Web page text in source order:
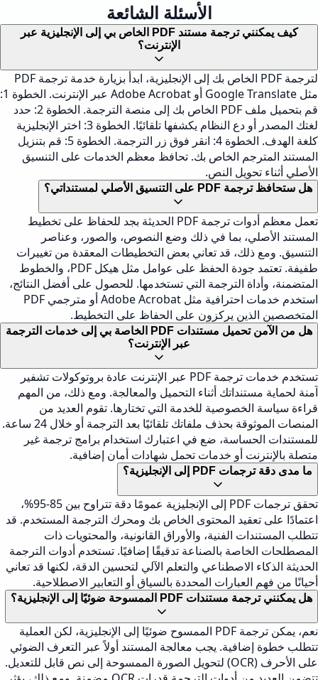
الأسئلة الشائعة
كيف يمكنني ترجمة مستند PDF الخاص بي إلى الإنجليزية عبر
الإنترنت؟
لترجمة PDF الخاص بك إلى الإنجليزية، ابدأ بزيارة خدمة ترجمة PDF
مثل Google Translate أو Adobe Acrobat عبر الإنترنت. الخطوة 1:
قم بتحميل ملف PDF الخاص بك إلى منصة الترجمة. الخطوة 2: حدد
لغتك المصدر أو دع النظام يكشفها تلقائيًا. الخطوة 3: اختر الإنجليزية
كلغة الهدف. الخطوة 4: انقر فوق زر الترجمة. الخطوة 5: قم بتنزيل
المستند المترجم الخاص بك. تحافظ معظم الخدمات على التنسيق
الأصلي أثناء تحويل النص.
هل ستحافظ ترجمة PDF على التنسيق الأصلي لمستنداتي؟
تعمل معظم أدوات ترجمة PDF الحديثة بجد للحفاظ على تخطيط
المستند الأصلي، بما في ذلك وضع النصوص، والصور، وعناصر
التنسيق. ومع ذلك، قد تعاني بعض التخطيطات المعقدة من تغييرات
طفيفة. تعتمد جودة الحفظ على عوامل مثل هيكل PDF، والخطوط
المتضمنة، وأداة الترجمة التي تستخدمها. للحصول على أفضل النتائج،
استخدم خدمات احترافية مثل Adobe Acrobat أو مترجمي PDF
المتخصصين الذين يركزون على الحفاظ على التخطيط.
هل من الآمن تحميل مستندات PDF الخاصة بي إلى خدمات الترجمة
عبر الإنترنت؟
تستخدم خدمات ترجمة PDF عبر الإنترنت عادة بروتوكولات تشفير
آمنة لحماية مستنداتك أثناء التحميل والمعالجة. ومع ذلك، من المهم
قراءة سياسة الخصوصية للخدمة التي تختارها. تقوم العديد من
المنصات الموثوقة بحذف ملفاتك تلقائيًا بعد الترجمة أو خلال 24 ساعة.
للمستندات الحساسة، ضع في اعتبارك استخدام برامج ترجمة غير
متصلة بالإنترنت أو خدمات تحمل شهادات أمان إضافية.
ما مدى دقة ترجمات PDF إلى الإنجليزية؟
تحقق ترجمات PDF إلى الإنجليزية عمومًا دقة تتراوح بين 85-95%،
اعتمادًا على تعقيد المحتوى الخاص بك ومحرك الترجمة المستخدم. قد
تتطلب المستندات الفنية، والأوراق القانونية، والمحتويات ذات
المصطلحات الخاصة بالصناعة تدقيقًا إضافيًا. تستخدم أدوات الترجمة
الحديثة الذكاء الاصطناعي والتعلم الآلي لتحسين الدقة، لكنها قد تعاني
أحيانًا من فهم العبارات المحددة بالسياق أو التعابير الاصطلاحية.
هل يمكنني ترجمة مستندات PDF الممسوحة ضوئيًا إلى الإنجليزية؟
نعم، يمكن ترجمة PDF الممسوح ضوئيًا إلى الإنجليزية، لكن العملية
تتطلب خطوة إضافية. يجب معالجة المستند أولاً عبر التعرف الضوئي
على الأحرف (OCR) لتحويل الصورة الممسوحة إلى نص قابل للتعديل.